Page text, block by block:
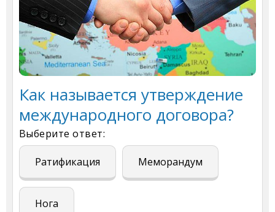
Как называется утверждение
международного договора?
Выберите ответ:
Ратификация Меморандум
Нога